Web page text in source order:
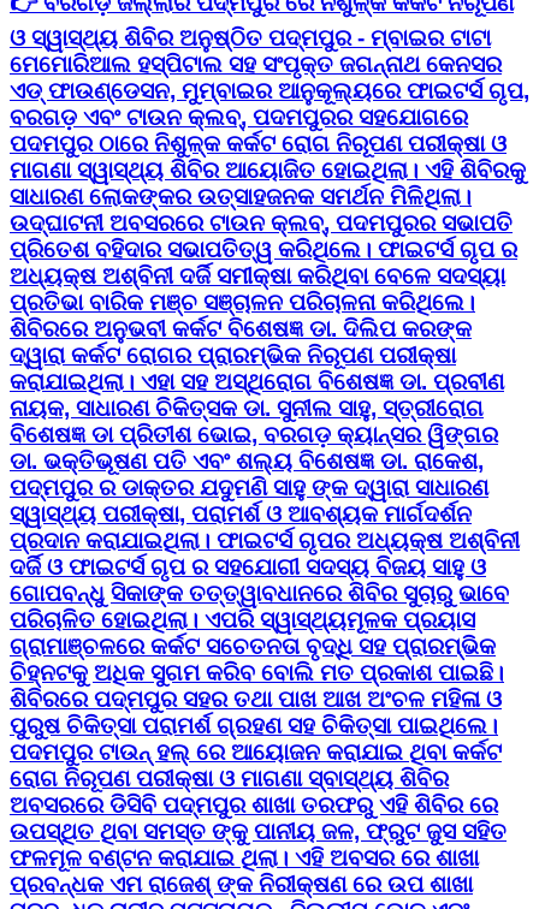
ଓ ସ୍ୱାସ୍ଥ୍ୟ ଶିବିର ଅନୁଷ୍ଠିତ ପଦ୍ମପୁର - ମ୍ବାଇର ଟାଟା
ମେମୋରିଆଲ ହସ୍ପିଟାଲ ସହ ସଂପୃକ୍ତ ଜଗନ୍ନାଥ କେନସର
ଏଡ୍ ଫାଉଣ୍ଡେସନ, ମୁମ୍ବାଇର ଆନୁକୂଲ୍ୟରେ ଫାଇଟର୍ସ ଗୃପ,
ବରଗଡ଼ ଏବଂ ଟାଉନ କ୍ଲବ୍, ପଦମପୁରର ସହଯୋଗରେ
ପଦମପୁର ଠାରେ ନିଶୁଳ୍କ କର୍କଟ ରୋଗ ନିରୂପଣ ପରୀକ୍ଷା ଓ
ମାଗଣା ସ୍ୱାସ୍ଥ୍ୟ ଶିବିର ଆୟୋଜିତ ହୋଇଥିଲା। ଏହି ଶିବିରକୁ
ସାଧାରଣ ଲୋକଙ୍କର ଉତ୍ସାହଜନକ ସମର୍ଥନ ମିଳିଥିଲା।
ଉଦ୍‌ଘାଟନୀ ଅବସରରେ ଟାଉନ କ୍ଲବ୍, ପଦମପୁରର ସଭାପତି
ପ୍ରିତେଶ ବହିଦାର ସଭାପତିତ୍ୱ କରିଥିଲେ। ଫାଇଟର୍ସ ଗୃପ ର
ଅଧ୍ୟକ୍ଷ ଅଶ୍ବିନୀ ଦର୍ଜି ସମୀକ୍ଷା କରିଥିବା ବେଳେ ସଦସ୍ୟା
ପ୍ରତିଭା ବାରିକ ମଞ୍ଚ ସଞ୍ଚାଳନ ପରିଚାଳନା କରିଥିଲେ।
ଶିବିରରେ ଅନୁଭବୀ କର୍କଟ ବିଶେଷଜ୍ଞ ଡା. ଦିଲିପ କରଙ୍କ
ଦ୍ୱାରା କର୍କଟ ରୋଗର ପ୍ରାରମ୍ଭିକ ନିରୂପଣ ପରୀକ୍ଷା
କରାଯାଇଥିଲା। ଏହା ସହ ଅସ୍ଥିରୋଗ ବିଶେଷଜ୍ଞ ଡା. ପ୍ରବୀଣ
ନାୟକ, ସାଧାରଣ ଚିକିତ୍ସକ ଡା. ସୁନୀଲ ସାହୁ, ସ୍ତ୍ରୀରୋଗ
ବିଶେଷଜ୍ଞ ଡା ପ୍ରିତୀଶ ଭୋଇ, ବରଗଡ଼ କ୍ୟାନ୍ସର ୱିଙ୍ଗର
ଡା. ଭକ୍ତିଭୂଷଣ ପତି ଏବଂ ଶଲ୍ୟ ବିଶେଷଜ୍ଞ ଡା. ରାକେଶ,
ପଦ୍ମପୁର ର ଡାକ୍ତର ଯଦୁମଣି ସାହୁ ଙ୍କ ଦ୍ୱାରା ସାଧାରଣ
ସ୍ୱାସ୍ଥ୍ୟ ପରୀକ୍ଷା, ପରାମର୍ଶ ଓ ଆବଶ୍ୟକ ମାର୍ଗଦର୍ଶନ
ପ୍ରଦାନ କରାଯାଇଥିଲା। ଫାଇଟର୍ସ ଗୃପର ଅଧ୍ୟକ୍ଷ ଅଶ୍ବିନୀ
ଦର୍ଜି ଓ ଫାଇଟର୍ସ ଗୃପ ର ସହଯୋଗୀ ସଦସ୍ୟ ବିଜୟ ସାହୁ ଓ
ଗୋପବନ୍ଧୁ ସିକାଙ୍କ ତତ୍ତ୍ୱାବଧାନରେ ଶିବିର ସୁଚାରୁ ଭାବେ
ପରିଚାଳିତ ହୋଇଥିଲା। ଏପରି ସ୍ୱାସ୍ଥ୍ୟମୂଳକ ପ୍ରୟାସ
ଗ୍ରାମାଞ୍ଚଳରେ କର୍କଟ ସଚେତନତା ବୃଦ୍ଧି ସହ ପ୍ରାରମ୍ଭିକ
ଚିହ୍ନଟକୁ ଅଧିକ ସୁଗମ କରିବ ବୋଲି ମତ ପ୍ରକାଶ ପାଇଛି।
ଶିବିରରେ ପଦ୍ମପୁର ସହର ତଥା ପାଖ ଆଖ ଅଂଚଳ ମହିଳା ଓ
ପୁରୁଷ ଚିକିତ୍ସା ପରାମର୍ଶ ଗ୍ରହଣ ସହ ଚିକିତ୍ସା ପାଇଥିଲେ।
ପଦମପୁର ଟାଉନ୍ ହଲ୍ ରେ ଆୟୋଜନ କରାଯାଇ ଥିବା କର୍କଟ
ରୋଗ ନିରୂପଣ ପରୀକ୍ଷା ଓ ମାଗଣା ସ୍ବାସ୍ଥ୍ୟ ଶିବିର
ଅବସରରେ ଡିସିବି ପଦ୍ମପୁର ଶାଖା ତରଫରୁ ଏହି ଶିବିର ରେ
ଉପସ୍ଥିତ ଥିବା ସମସ୍ତ ଙ୍କୁ ପାନୀୟ ଜଳ, ଫ୍ରୁଟ ଜୁସ ସହିତ
ଫଳମୂଳ ବଣ୍ଟନ କରାଯାଇ ଥିଲା। ଏହି ଅବସର ରେ ଶାଖା
ପ୍ରବନ୍ଧକ ଏମ ରାଜେଶ୍ ଙ୍କ ନିରୀକ୍ଷଣ ରେ ଉପ ଶାଖା